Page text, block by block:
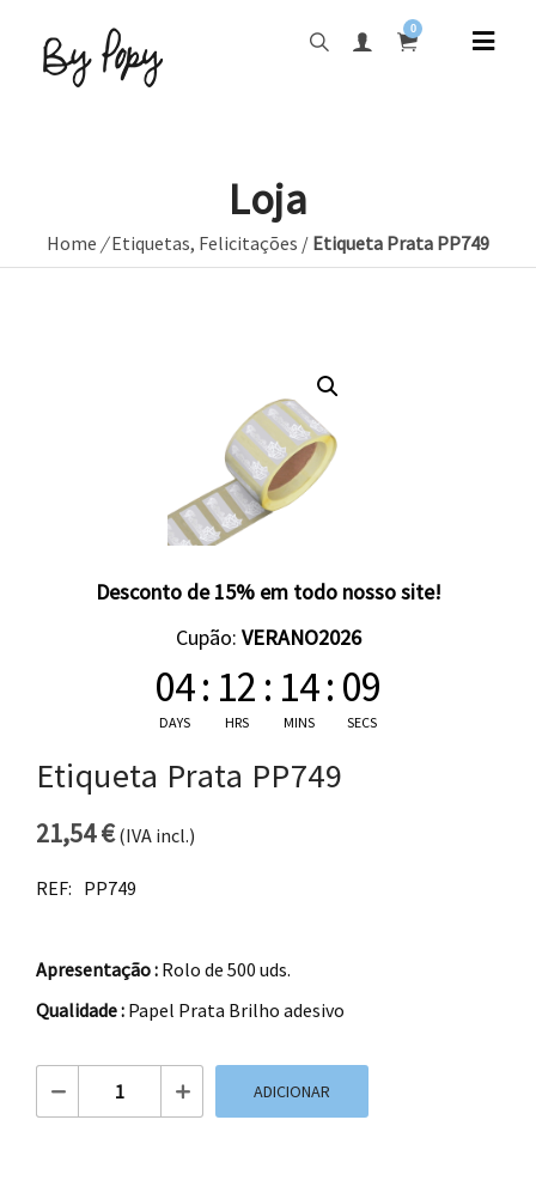
0
Loja
Home /Etiquetas, Felicitações / Etiqueta Prata PP749
Desconto de 15% em todo nosso site!
Cupão: VERANO2026
04
DAYS
: 12
HRS
: 14
MINS
: 09
SECS
Etiqueta Prata PP749
21,54€(IVA incl.)
REF: PP749
Apresentação : Rolo de 500 uds.
Qualidade : Papel Prata Brilho adesivo
Quantidade de Etiqueta Prata PP749
ADICIONAR